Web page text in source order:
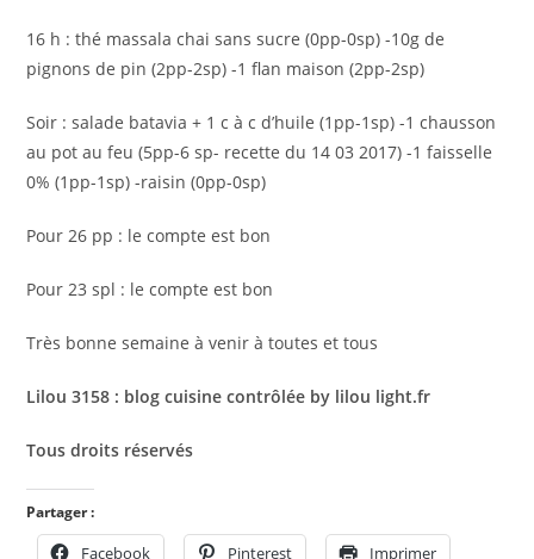
16 h : thé massala chai sans sucre (0pp-0sp) -10g de
pignons de pin (2pp-2sp) -1 flan maison (2pp-2sp)
Soir : salade batavia + 1 c à c d’huile (1pp-1sp) -1 chausson
au pot au feu (5pp-6 sp- recette du 14 03 2017) -1 faisselle
0% (1pp-1sp) -raisin (0pp-0sp)
Pour 26 pp : le compte est bon
Pour 23 spl : le compte est bon
Très bonne semaine à venir à toutes et tous
Lilou 3158 : blog cuisine contrôlée by lilou light.fr
Tous droits réservés
Partager :
Facebook Pinterest Imprimer